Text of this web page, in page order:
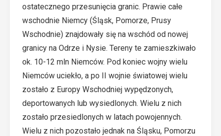
ostatecznego przesunięcia granic. Prawie całe
wschodnie Niemcy (Śląsk, Pomorze, Prusy
Wschodnie) znajdowały się na wschód od nowej
granicy na Odrze i Nysie. Tereny te zamieszkiwało
ok. 10-12 mln Niemców. Pod koniec wojny wielu
Niemców uciekło, a po II wojnie światowej wielu
zostało z Europy Wschodniej wypędzonych,
deportowanych lub wysiedlonych. Wielu z nich
zostało przesiedlonych w latach powojennych.
Wielu z nich pozostało jednak na Śląsku, Pomorzu